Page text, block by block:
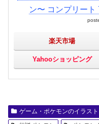
ン〜 コンプリート
楽天市場
Yahooショッピング
ゲーム・ポケモンのイラスト